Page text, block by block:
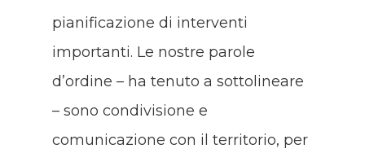
pianificazione di interventi
importanti. Le nostre parole
d’ordine – ha tenuto a sottolineare
– sono condivisione e
comunicazione con il territorio, per